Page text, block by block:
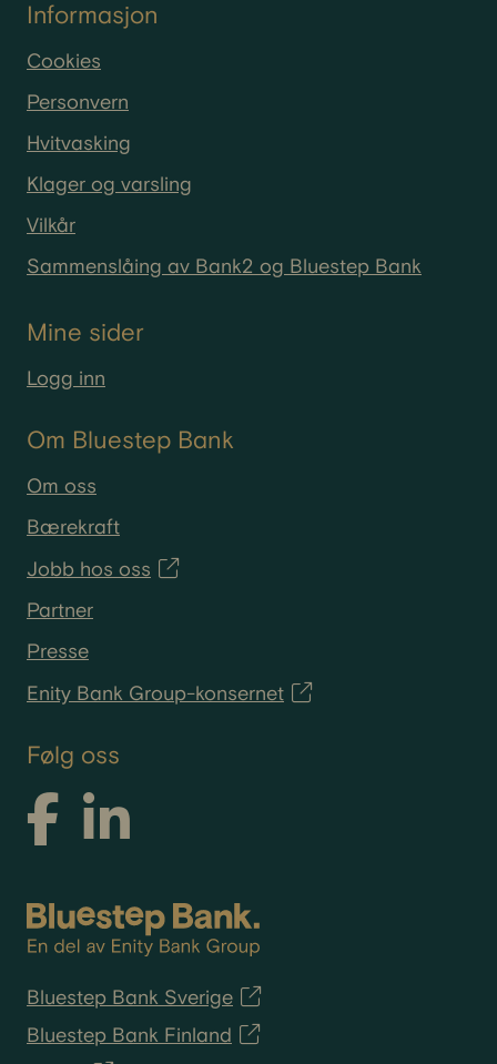
Informasjon
Cookies
Personvern
Hvitvasking
Klager og varsling
Vilkår
Sammenslåing av Bank2 og Bluestep Bank
Mine sider
Logg inn
Om Bluestep Bank
Om oss
Bærekraft
Jobb hos oss
Partner
Presse
Enity Bank Group-konsernet
Følg oss
Bluestep Bank Sverige
Bluestep Bank Finland